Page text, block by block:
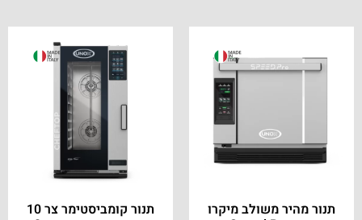
תנור מהיר משולב מיקרו תנור קומביסטימר צר 10